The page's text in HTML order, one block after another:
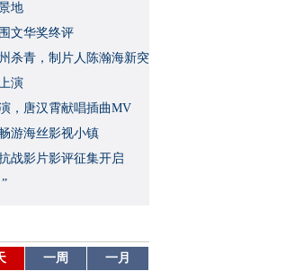
地
文华奖终评
杀青，制片人陈瀚海新突
演
，唐汉霄献唱插曲MV
游海丝影视小镇
战影片影评征集开启
一周 一月